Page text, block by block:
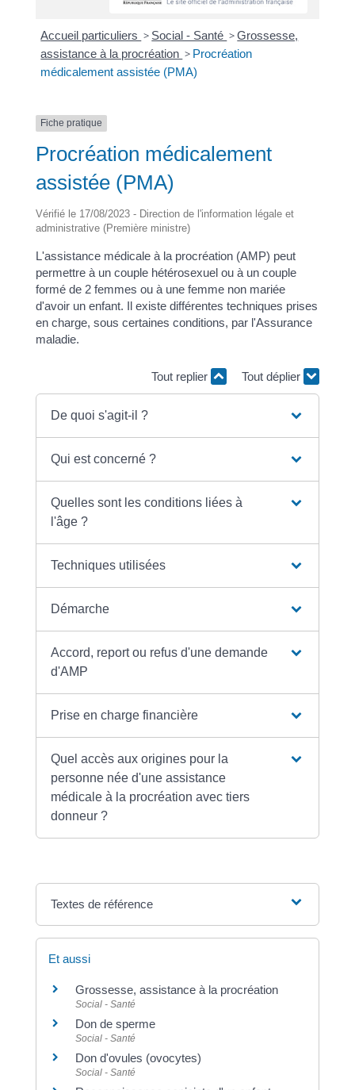
Accueil particuliers > Social - Santé >Grossesse,
assistance à la procréation > Procréation
médicalement assistée (PMA)
Fiche pratique
Procréation médicalement
assistée (PMA)
Vérifié le 17/08/2023 - Direction de l'information légale et
administrative (Première ministre)
L'assistance médicale à la procréation (AMP) peut
permettre à un couple hétérosexuel ou à un couple
formé de 2 femmes ou à une femme non mariée
d'avoir un enfant. Il existe différentes techniques prises
en charge, sous certaines conditions, par l'Assurance
maladie.
Tout replier Tout déplier
De quoi s'agit-il ?
Qui est concerné ?
Quelles sont les conditions liées à
l'âge ?
Techniques utilisées
Démarche
Accord, report ou refus d'une demande
d'AMP
Prise en charge financière
Quel accès aux origines pour la
personne née d'une assistance
médicale à la procréation avec tiers
donneur ?
Textes de référence
Et aussi
Grossesse, assistance à la procréation
Social - Santé
Don de sperme
Social - Santé
Don d'ovules (ovocytes)
Social - Santé